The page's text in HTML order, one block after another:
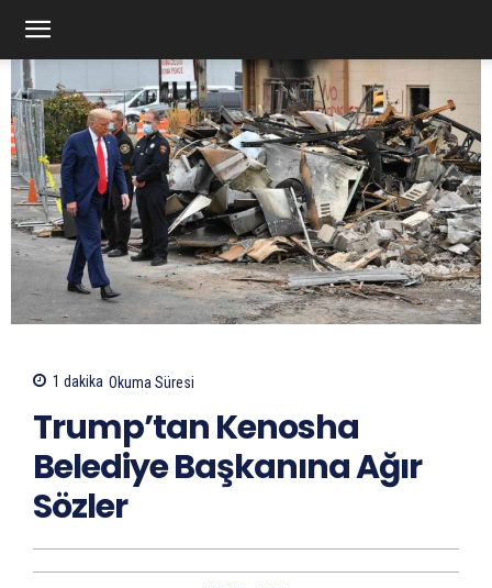
1 dakika Okuma Süresi
Trump’tan Kenosha
Belediye Başkanına Ağır
Sözler